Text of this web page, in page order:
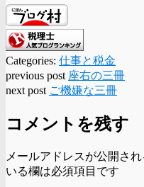
Categories: 仕事と税金
previous post 座右の三冊
next post ご機嫌な三冊
コメントを残す
メールアドレスが公開さ
いる欄は必須項目です